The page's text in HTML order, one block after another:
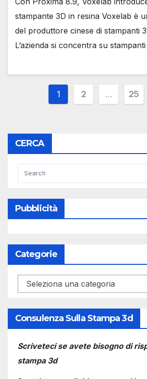
stampante 3D in resina Voxelab è
del produttore cinese di stampanti
L’azienda si concentra su
Paginazione
articoli
1 2 … 25
CERCA
Pubblicità
Categorie
Categorie
Consulenza Sulla Stampa 3d
Scriveteci se avete bisogno di
stampa 3d